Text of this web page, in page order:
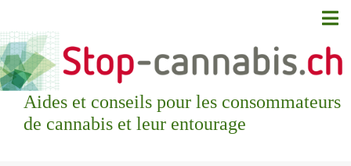
Aides et conseils pour les consommateurs
de cannabis et leur entourage